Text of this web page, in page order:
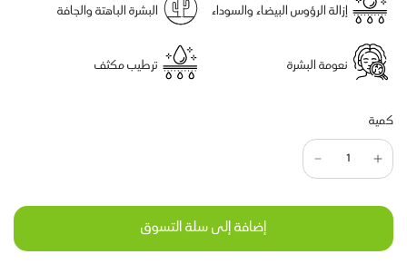
إزالة الرؤوس البيضاء والسوداء البشرة الباهتة والجافة
نعومة البشرة ترطيب مكثف
كمية
إضافة إلى سلة التسوق